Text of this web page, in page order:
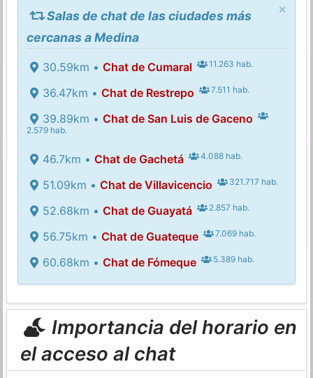
×
Salas de chat de las ciudades más
cercanas a Medina
30.59km • Chat de Cumaral 11.263 hab.
36.47km • Chat de Restrepo 7.511 hab.
39.89km • Chat de San Luis de Gaceno
2.579 hab.
46.7km • Chat de Gachetá 4.088 hab.
51.09km • Chat de Villavicencio 321.717 hab.
52.68km • Chat de Guayatá 2.857 hab.
56.75km • Chat de Guateque 7.069 hab.
60.68km • Chat de Fómeque 5.389 hab.
Importancia del horario en
el acceso al chat